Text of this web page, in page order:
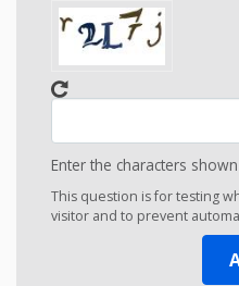
Enter the characters
This question is for testing
visitor and to prevent